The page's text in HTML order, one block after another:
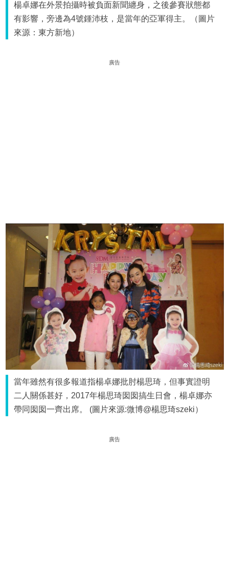
楊卓娜在外景拍攝時被負面新聞纏身，之後參賽狀態都
有影響，旁邊為4號鍾沛枝，是當年的亞軍得主。（圖片
來源：東方新地）
廣告
當年雖然有很多報道指楊卓娜批肘楊思琦，但事實證明
二人關係甚好，2017年楊思琦囡囡搞生日會，楊卓娜亦
帶同囡囡一齊出席。 (圖片來源:微博@楊思琦szeki）
廣告